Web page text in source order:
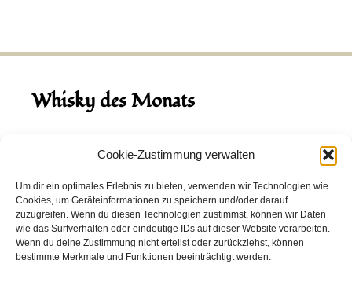
Cookie-Zustimmung verwalten
Um dir ein optimales Erlebnis zu bieten, verwenden wir Technologien wie
Cookies, um Geräteinformationen zu speichern und/oder darauf
zuzugreifen. Wenn du diesen Technologien zustimmst, können wir Daten
wie das Surfverhalten oder eindeutige IDs auf dieser Website verarbeiten.
Wenn du deine Zustimmung nicht erteilst oder zurückziehst, können
bestimmte Merkmale und Funktionen beeinträchtigt werden.
Whisky des Monats
August 2026
Hinch Double Wood
Destillerie:Hinch(Irland)
Single Malt, 43.0%
Peated: Nein